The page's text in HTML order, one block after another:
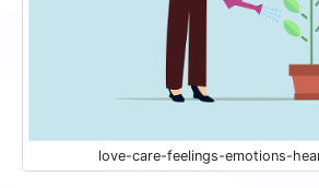
love-care-feelings-emotions-